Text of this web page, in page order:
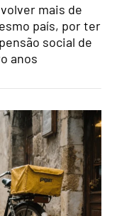
mais de
país, por ter
social de
anos